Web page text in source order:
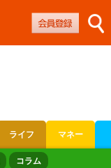
ライフ マネー
コラム